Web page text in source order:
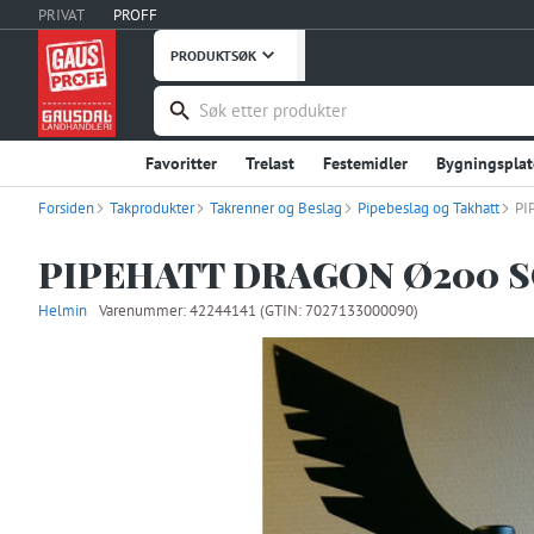
PRIVAT PROFF
PRODUKTSØK
Favoritter Trelast Festemidler
Håndverktøy Maskiner, Verktøy Takprodukter
Uterommet Hage og Grøntanlegg
Ventilasjon
Garderobe, Oppbevaring
Smøremidler, Olje, Fett
Forsiden Takprodukter Takrenner og Beslag Pipebeslag og Takhatt
PIPEHATT DRAGON Ø200
Helmin Varenummer:42244141 (GTIN: 7027133000090)